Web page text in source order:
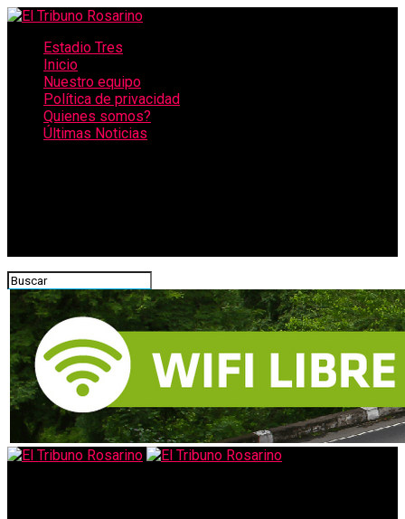
Estadio Tres
Inicio
Nuestro equipo
Política de privacidad
Quienes somos?
Últimas Noticias